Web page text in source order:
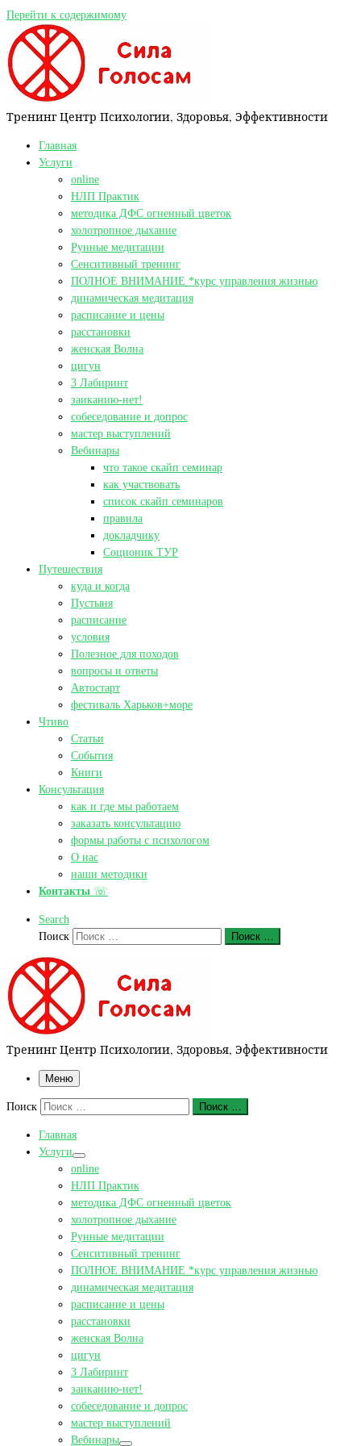
Перейти к содержимому
Тренинг Центр Психологии, Здоровья, Эффективности
Главная
Услуги
online
НЛП Практик
методика ДФС огненный цветок
холотропное дыхание
Рунные медитации
Сенситивный тренинг
ПОЛНОЕ ВНИМАНИЕ *курс управления жизнью
динамическая медитация
расписание и цены
расстановки
женская Волна
цигун
3 Лабиринт
заиканию-нет!
собеседование и допрос
мастер выступлений
Вебинары
что такое скайп семинар
как участвовать
список скайп семинаров
правила
докладчику
Соционик ТУР
Путешествия
куда и когда
Пустыня
расписание
условия
Полезное для походов
вопросы и ответы
Автостарт
фестиваль Харьков+море
Чтиво
Статьи
События
Книги
Консультация
как и где мы работаем
заказать консультацию
формы работы с психологом
О нас
наши методики
Контакты ☏
Search
Поиск
Поиск …
Тренинг Центр Психологии, Здоровья, Эффективности
Меню
Поиск Поиск …
Главная
Услуги
online
НЛП Практик
методика ДФС огненный цветок
холотропное дыхание
Рунные медитации
Сенситивный тренинг
ПОЛНОЕ ВНИМАНИЕ *курс управления жизнью
динамическая медитация
расписание и цены
расстановки
женская Волна
цигун
3 Лабиринт
заиканию-нет!
собеседование и допрос
мастер выступлений
Вебинары